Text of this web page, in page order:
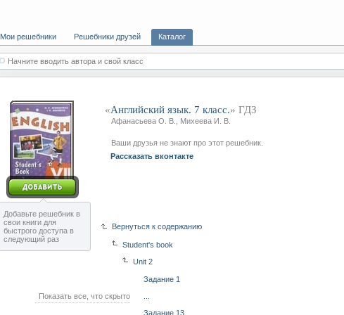
Мои решебники Решебники друзей Каталог
Начните вводить автора и свой класс
Добавьте решебник в
свои книги для
быстрого доступа в
следующий раз
«Английский язык. 7 класс.» ГДЗ
Афанасьева О. В., Михеева И. В.
Ваши друзья не знают про этот решебник.
Рассказать вконтакте
Вернуться к содержанию
Student's book
Unit 2
Задание 1
Показать все, что скрыто
Задание 13